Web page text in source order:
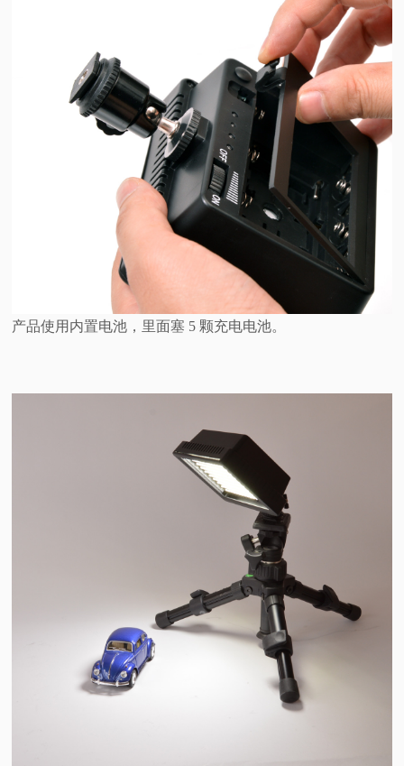
产品使用内置电池，里面塞 5 颗充电电池。